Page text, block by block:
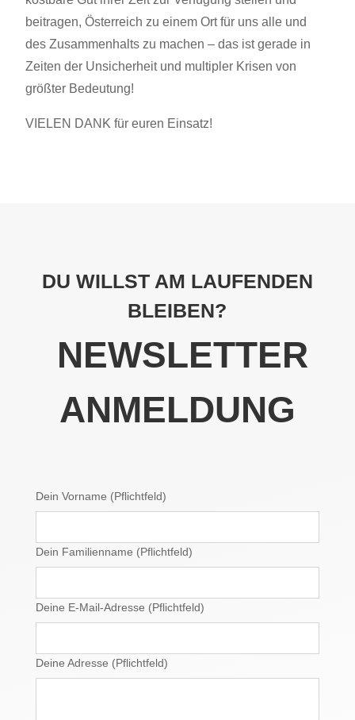
beitragen, Österreich zu einem Ort für uns alle und
des Zusammenhalts zu machen – das ist gerade in
Zeiten der Unsicherheit und multipler Krisen von
größter Bedeutung!
VIELEN DANK für euren Einsatz!
DU WILLST AM LAUFENDEN
BLEIBEN?
NEWSLETTER
ANMELDUNG
Dein Vorname (Pflichtfeld)
Dein Familienname (Pflichtfeld)
Deine E-Mail-Adresse (Pflichtfeld)
Deine Adresse (Pflichtfeld)